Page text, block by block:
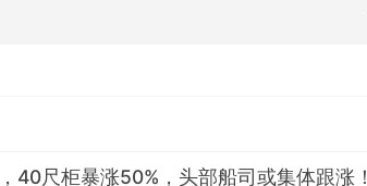
40尺柜暴涨50%，头部船司或集体跟涨！